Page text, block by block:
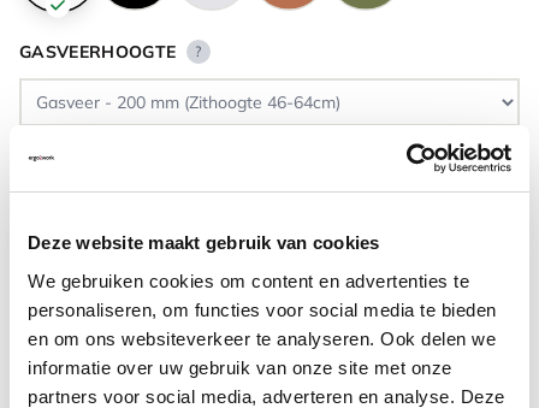
Deze website maakt gebruik van cookies
We gebruiken cookies om content en advertenties te
personaliseren, om functies voor social media te bieden
en om ons websiteverkeer te analyseren. Ook delen we
informatie over uw gebruik van onze site met onze
partners voor social media, adverteren en analyse. Deze
GASVEERHOOGTE ?
VLOERCONTACT
VOETENRING ?